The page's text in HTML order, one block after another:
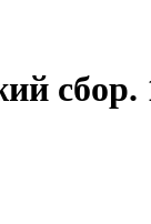
сбор.